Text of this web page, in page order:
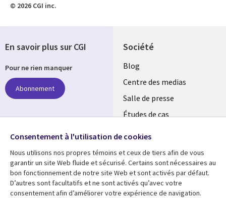
© 2026 CGI inc.
Société
Useful
links
MAROC
Blog
Centre des medias
Salle de presse
Études de cas
En savoir plus sur CGI
Pour ne rien manquer
Abonnement
Suivez-nous
Social
Media
MAROC
Consentement à l'utilisation de cookies
Nous utilisons nos propres témoins et ceux de tiers afin de vous
garantir un site Web fluide et sécurisé. Certains sont nécessaires au
bon fonctionnement de notre site Web et sont activés par défaut.
D’autres sont facultatifs et ne sont activés qu’avec votre
consentement afin d’améliorer votre expérience de navigation.